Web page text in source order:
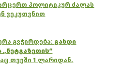
პოლიტიკურ ძალას
ვეკუთვნით
გვჭირდება: გახდი
თვეში 1 ლარიდან.